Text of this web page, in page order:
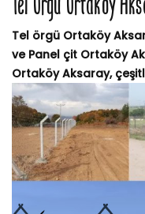
Tel örgü Ortaköy
ve Panel çit Ortaköy
Ortaköy Aksaray,